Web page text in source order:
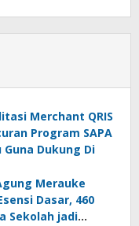
Merchant QRIS
Program SAPA
Dukung Di
Merauke
Dasar, 460
Sekolah jadi